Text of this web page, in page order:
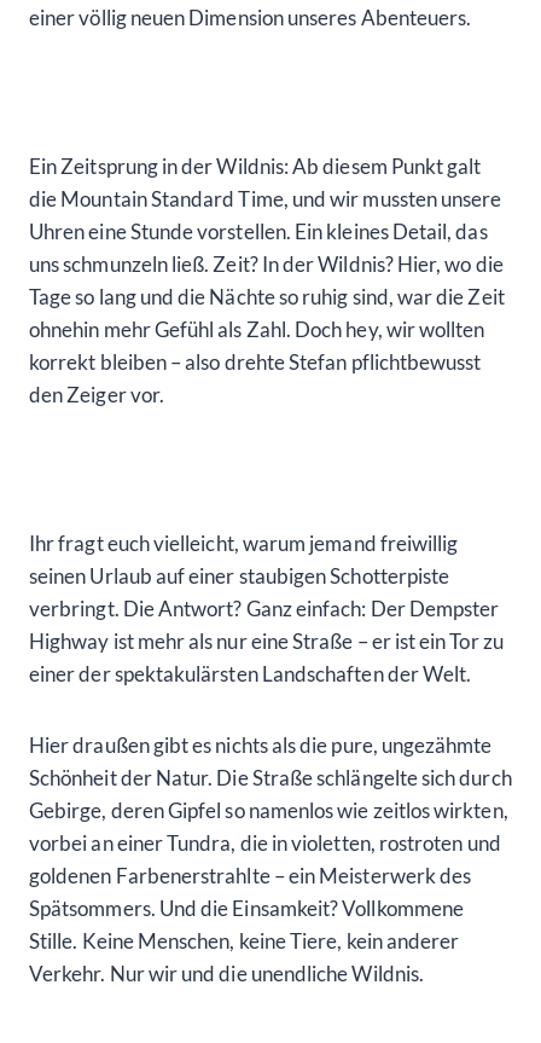
einer völlig neuen Dimension unseres Abenteuers.
Ein Zeitsprung in der Wildnis: Ab diesem Punkt galt
die Mountain Standard Time, und wir mussten unsere
Uhren eine Stunde vorstellen. Ein kleines Detail, das
uns schmunzeln ließ. Zeit? In der Wildnis? Hier, wo die
Tage so lang und die Nächte so ruhig sind, war die Zeit
ohnehin mehr Gefühl als Zahl. Doch hey, wir wollten
korrekt bleiben – also drehte Stefan pflichtbewusst
den Zeiger vor.
Ihr fragt euch vielleicht, warum jemand freiwillig
seinen Urlaub auf einer staubigen Schotterpiste
verbringt. Die Antwort? Ganz einfach: Der Dempster
Highway ist mehr als nur eine Straße – er ist ein Tor zu
einer der spektakulärsten Landschaften der Welt.
Hier draußen gibt es nichts als die pure, ungezähmte
Schönheit der Natur. Die Straße schlängelte sich durch
Gebirge, deren Gipfel so namenlos wie zeitlos wirkten,
vorbei an einer Tundra, die in violetten, rostroten und
goldenen Farbenerstrahlte – ein Meisterwerk des
Spätsommers. Und die Einsamkeit? Vollkommene
Stille. Keine Menschen, keine Tiere, kein anderer
Verkehr. Nur wir und die unendliche Wildnis.